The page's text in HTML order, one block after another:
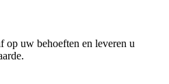
​​op uw behoeften en leveren u